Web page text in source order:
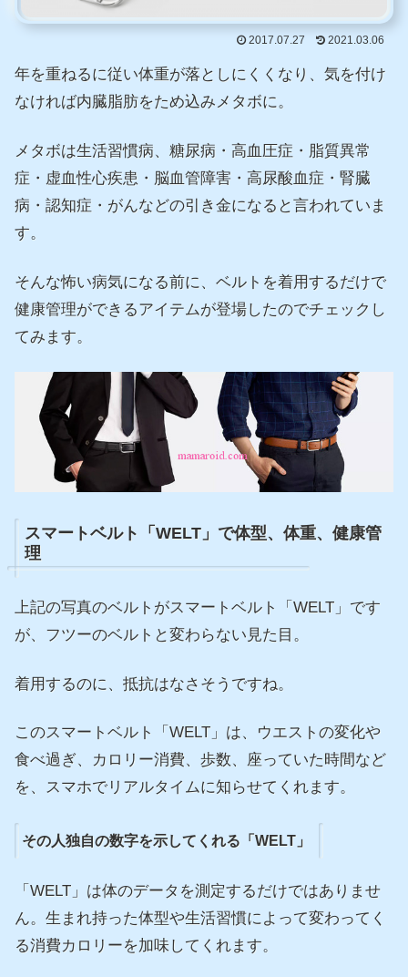
2017.07.27 2021.03.06
年を重ねるに従い体重が落としにくくなり、気を付け
なければ内臓脂肪をため込みメタボに。
メタボは生活習慣病、糖尿病・高血圧症・脂質異常
症・虚血性心疾患・脳血管障害・高尿酸血症・腎臓
病・認知症・がんなどの引き金になると言われていま
す。
そんな怖い病気になる前に、ベルトを着用するだけで
健康管理ができるアイテムが登場したのでチェックし
てみます。
スマートベルト「WELT」で体型、体重、健康管
理
上記の写真のベルトがスマートベルト「WELT」です
が、フツーのベルトと変わらない見た目。
着用するのに、抵抗はなさそうですね。
このスマートベルト「WELT」は、ウエストの変化や
食べ過ぎ、カロリー消費、歩数、座っていた時間など
を、スマホでリアルタイムに知らせてくれます。
その人独自の数字を示してくれる「WELT」
「WELT」は体のデータを測定するだけではありませ
ん。生まれ持った体型や生活習慣によって変わってく
る消費カロリーを加味してくれます。